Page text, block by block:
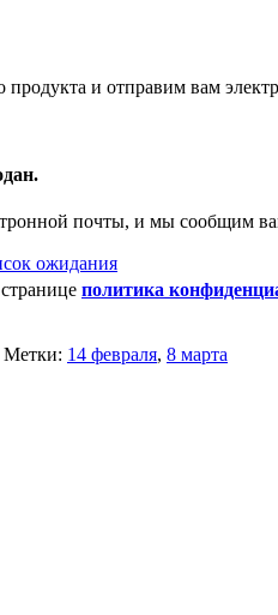
и отправим вам
почты, и мы сообщим
ожидания
политика
Метки: 14 февраля, 8 марта